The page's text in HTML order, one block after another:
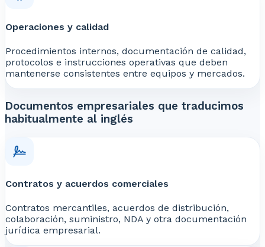
Operaciones y calidad
Procedimientos internos, documentación de calidad,
protocolos e instrucciones operativas que deben
mantenerse consistentes entre equipos y mercados.
Documentos empresariales que traducimos
habitualmente al inglés
Contratos y acuerdos comerciales
Contratos mercantiles, acuerdos de distribución,
colaboración, suministro, NDA y otra documentación
jurídica empresarial.